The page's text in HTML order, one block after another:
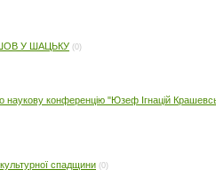
У ШАЦЬКУ (0)
конференцію "Юзеф Ігнацій
спадщини (0)